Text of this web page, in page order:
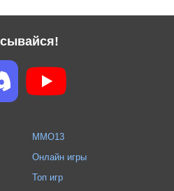
MMO13
Онлайн игры
Топ игр